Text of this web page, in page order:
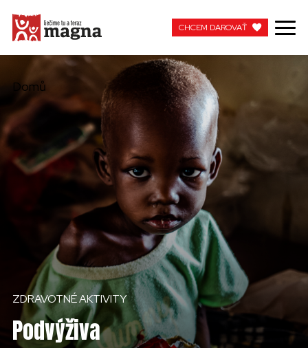
MOJA MAGNA
PRACUJTE S NAMI
CHCEM DAROVAŤ
Domů
ZDRAVOTNÉ AKTIVITY
Podvýživa